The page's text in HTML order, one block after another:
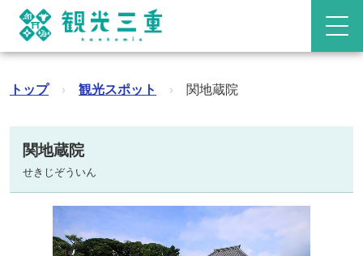
トップ › 観光スポット › 関地蔵院
関地蔵院
せきじぞういん